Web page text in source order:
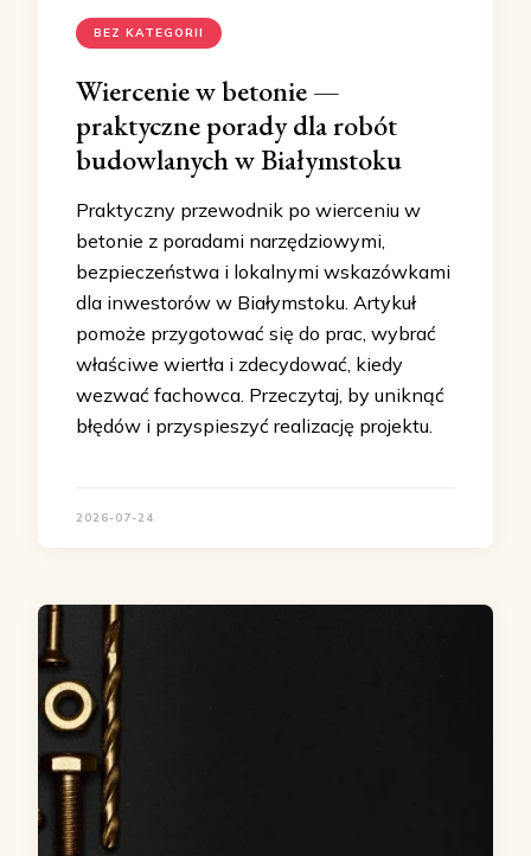
BEZ KATEGORII
Wiercenie w betonie —
praktyczne porady dla robót
budowlanych w Białymstoku
Praktyczny przewodnik po wierceniu w
betonie z poradami narzędziowymi,
bezpieczeństwa i lokalnymi wskazówkami
dla inwestorów w Białymstoku. Artykuł
pomoże przygotować się do prac, wybrać
właściwe wiertła i zdecydować, kiedy
wezwać fachowca. Przeczytaj, by uniknąć
błędów i przyspieszyć realizację projektu.
2026-07-24